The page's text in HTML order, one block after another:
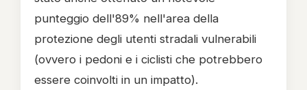
punteggio dell'89% nell'area della
protezione degli utenti stradali vulnerabili
(ovvero i pedoni e i ciclisti che potrebbero
essere coinvolti in un impatto).